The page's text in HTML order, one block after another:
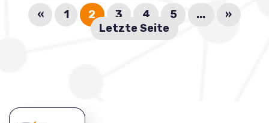
« 1 2 3 4 5 ...
»
Letzte Seite